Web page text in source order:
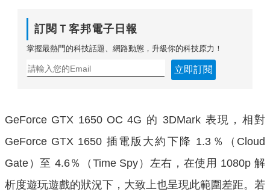
訂閱Ｔ客邦電子日報
掌握最熱門的科技話題、網路動態，升級你的科技原力！
立即訂閱
GeForce GTX 1650 OC 4G 的 3DMark 表現，相對
GeForce GTX 1650 插電版大約下降 1.3％（Cloud
Gate）至 4.6％（Time Spy）左右，在使用 1080p 解
析度遊玩遊戲的狀況下，大致上也呈現此範圍差距。若